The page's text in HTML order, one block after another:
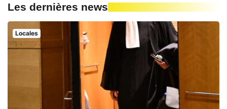
Les dernières news
Locales